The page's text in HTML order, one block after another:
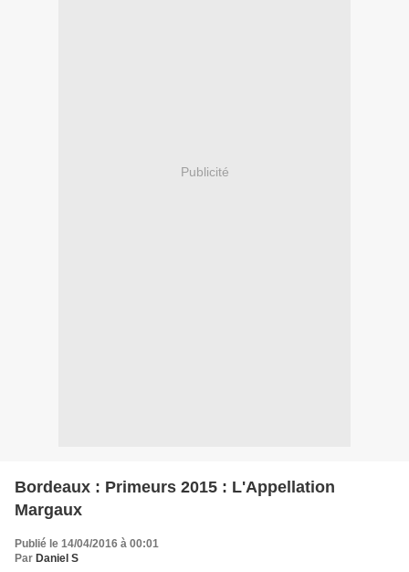
Publicité
Bordeaux : Primeurs 2015 : L'Appellation
Margaux
Publié le 14/04/2016 à 00:01
Par Daniel S